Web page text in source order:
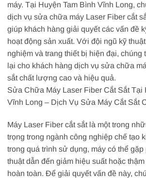
máy. Tại Huyện Tam Bình Vĩnh Long,
dịch vụ sửa chữa máy Laser Fiber cắt
giúp khách hàng giải quyết các vấn đề
hoạt động sản xuất. Với đội ngũ kỹ
nghiệm và trang thiết bị hiện đại, chúng
lại cho khách hàng dịch vụ sửa chữa
sắt chất lượng cao và hiệu quả.
Sửa Chữa Máy Laser Fiber Cắt Sắt Tại
Vĩnh Long – Dịch Vụ Sửa Máy Cắt Sắt
Máy Laser Fiber cắt sắt là một trong
trọng trong ngành công nghiệp chế tạo
trong quá trình sử dụng, máy có thể
thuật dẫn đến giảm hiệu suất hoặc
hoàn toàn. Để giải quyết vấn đề này,